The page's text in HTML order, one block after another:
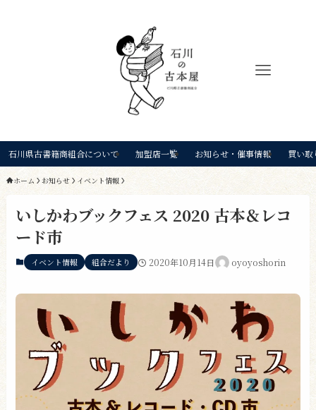
石川県古書籍商組合について 加盟店一覧 お知らせ・催事情報 買い取
ホーム お知らせ イベント情報
いしかわブックフェス 2020 古本＆レコ
ード市
イベント情報 組合だより 2020年10月14日 oyoyoshorin